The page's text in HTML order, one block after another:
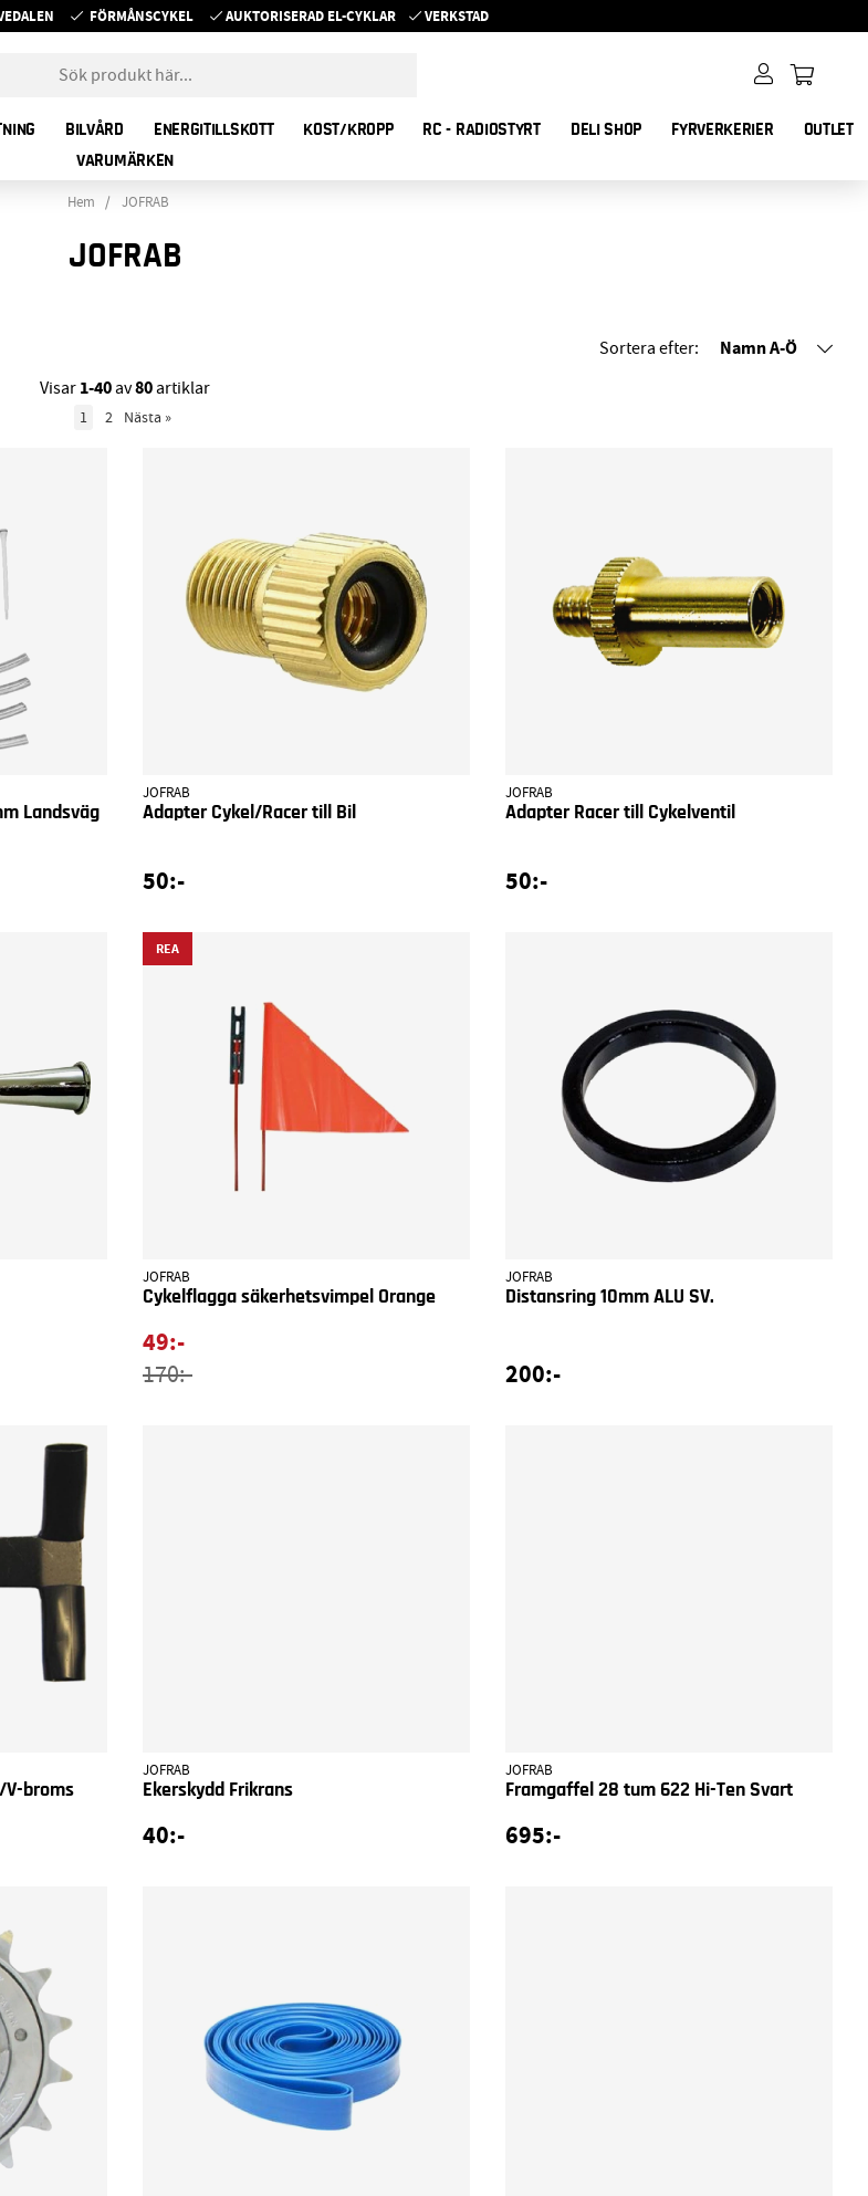
FÖRMÅNSCYKEL AUKTORISERAD EL-CYKLAR VERKSTAD
BILVÅRD ENERGITILLSKOTT KOST/KROPP RC - RADIOSTYRT DELI SHOP FYRVERKERIER
OUTLET
VARUMÄRKEN
Hem JOFRAB
JOFRAB
Sortera efter: Namn A-Ö
Visar 1-40av80artiklar
1 2 Nästa »
Landsväg
JOFRAB
Adapter Cykel/Racer till Bil
50:-
JOFRAB
Adapter Racer till Cykelventil
50:-
REA
JOFRAB
Cykelflagga säkerhetsvimpel Orange
49:-
170:-
JOFRAB
Distansring 10mm ALU SV.
200:-
V-broms
JOFRAB
Ekerskydd Frikrans
40:-
JOFRAB
Framgaffel 28 tum 622 Hi-Ten Svart
695:-